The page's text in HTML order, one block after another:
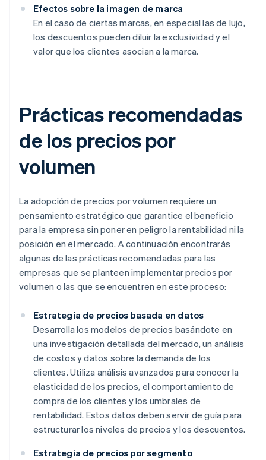
Efectos sobre la imagen de marca
En el caso de ciertas marcas, en especial las de lujo,
los descuentos pueden diluir la exclusividad y el
valor que los clientes asocian a la marca.
Prácticas recomendadas
de los precios por
volumen
La adopción de precios por volumen requiere un
pensamiento estratégico que garantice el beneficio
para la empresa sin poner en peligro la rentabilidad ni la
posición en el mercado. A continuación encontrarás
algunas de las prácticas recomendadas para las
empresas que se planteen implementar precios por
volumen o las que se encuentren en este proceso:
Estrategia de precios basada en datos
Desarrolla los modelos de precios basándote en
una investigación detallada del mercado, un análisis
de costos y datos sobre la demanda de los
clientes. Utiliza análisis avanzados para conocer la
elasticidad de los precios, el comportamiento de
compra de los clientes y los umbrales de
rentabilidad. Estos datos deben servir de guía para
estructurar los niveles de precios y los descuentos.
Estrategia de precios por segmento